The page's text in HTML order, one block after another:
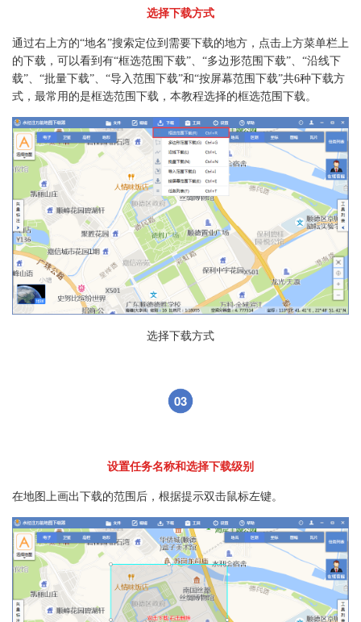
选择下载方式
通过右上方的“地名”搜索定位到需要下载的地方，点击上方菜单栏上
的下载，可以看到有“框选范围下载”、“多边形范围下载”、“沿线下
载”、“批量下载”、“导入范围下载”和“按屏幕范围下载”共6种下载方
式，最常用的是框选范围下载，本教程选择的框选范围下载。
选择下载方式
03
设置任务名称和选择下载级别
在地图上画出下载的范围后，根据提示双击鼠标左键。